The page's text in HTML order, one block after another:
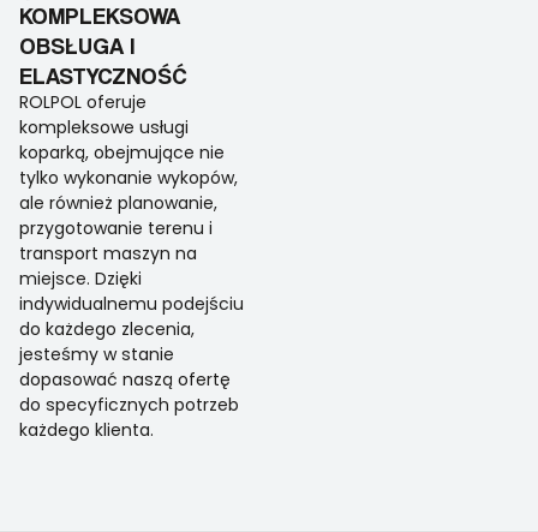
KOMPLEKSOWA
OBSŁUGA I
ELASTYCZNOŚĆ
ROLPOL oferuje
kompleksowe usługi
koparką, obejmujące nie
tylko wykonanie wykopów,
ale również planowanie,
przygotowanie terenu i
transport maszyn na
miejsce. Dzięki
indywidualnemu podejściu
do każdego zlecenia,
jesteśmy w stanie
dopasować naszą ofertę
do specyficznych potrzeb
każdego klienta.